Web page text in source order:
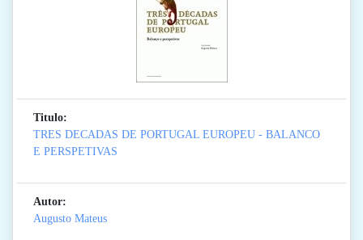
Titulo:
TRES DECADAS DE PORTUGAL EUROPEU - BALANCO
E PERSPETIVAS
Autor:
Augusto Mateus